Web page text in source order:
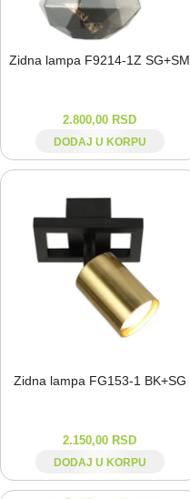
Zidna lampa F9214-⁠1Z SG+SM
2.800,00 RSD
DODAJ U KORPU
Zidna lampa FG153-⁠1 BK+SG
2.150,00 RSD
DODAJ U KORPU